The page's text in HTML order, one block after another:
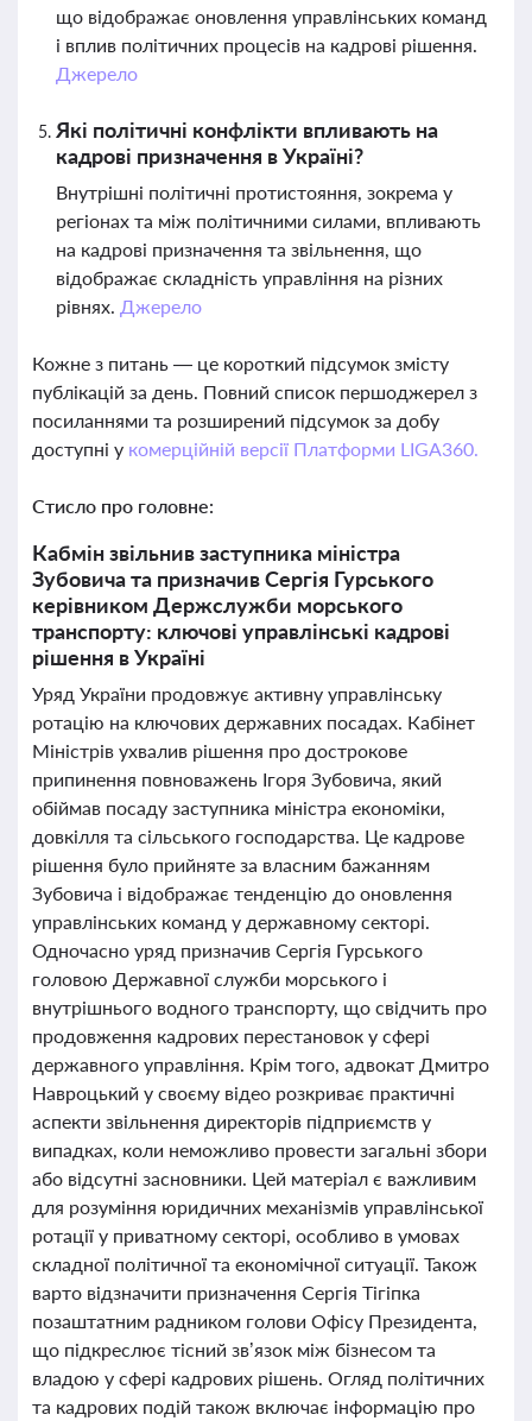
що відображає оновлення управлінських команд
і вплив політичних процесів на кадрові рішення.
Джерело
Які політичні конфлікти впливають на
кадрові призначення в Україні?
Внутрішні політичні протистояння, зокрема у
регіонах та між політичними силами, впливають
на кадрові призначення та звільнення, що
відображає складність управління на різних
рівнях. Джерело
Кожне з питань — це короткий підсумок змісту
публікацій за день. Повний список першоджерел з
посиланнями та розширений підсумок за добу
доступні у комерційній версії Платформи LIGA360.
Стисло про головне:
Кабмін звільнив заступника міністра
Зубовича та призначив Сергія Гурського
керівником Держслужби морського
транспорту: ключові управлінські кадрові
рішення в Україні
Уряд України продовжує активну управлінську
ротацію на ключових державних посадах. Кабінет
Міністрів ухвалив рішення про дострокове
припинення повноважень Ігоря Зубовича, який
обіймав посаду заступника міністра економіки,
довкілля та сільського господарства. Це кадрове
рішення було прийняте за власним бажанням
Зубовича і відображає тенденцію до оновлення
управлінських команд у державному секторі.
Одночасно уряд призначив Сергія Гурського
головою Державної служби морського і
внутрішнього водного транспорту, що свідчить про
продовження кадрових перестановок у сфері
державного управління. Крім того, адвокат Дмитро
Навроцький у своєму відео розкриває практичні
аспекти звільнення директорів підприємств у
випадках, коли неможливо провести загальні збори
або відсутні засновники. Цей матеріал є важливим
для розуміння юридичних механізмів управлінської
ротації у приватному секторі, особливо в умовах
складної політичної та економічної ситуації. Також
варто відзначити призначення Сергія Тігіпка
позаштатним радником голови Офісу Президента,
що підкреслює тісний зв’язок між бізнесом та
владою у сфері кадрових рішень. Огляд політичних
та кадрових подій також включає інформацію про